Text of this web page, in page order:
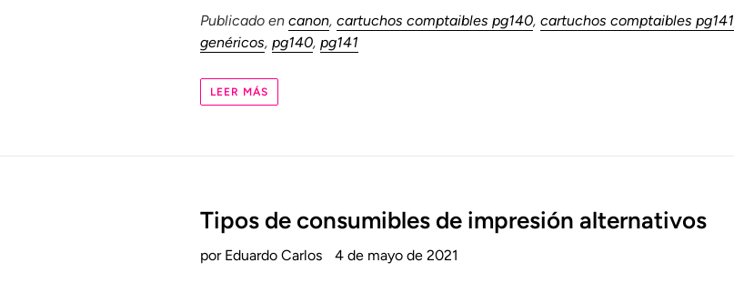
Publicado encanon,cartuchos comptaibles pg140,cartuchos comptaibles pg141
genéricos,pg140,pg141
LEER MÁS
Tipos de consumibles de impresión alternativos
por Eduardo Carlos 4 de mayo de 2021